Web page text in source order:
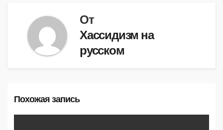
От
Хассидизм на
русском
Похожая запись